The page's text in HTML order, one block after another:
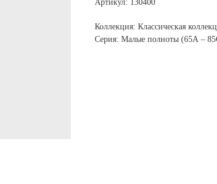
Артикул: 130400
Коллекция: Классическая
Серия: Малые полноты (65А –